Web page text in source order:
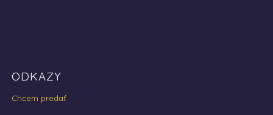
ODKAZY
Chcem predať